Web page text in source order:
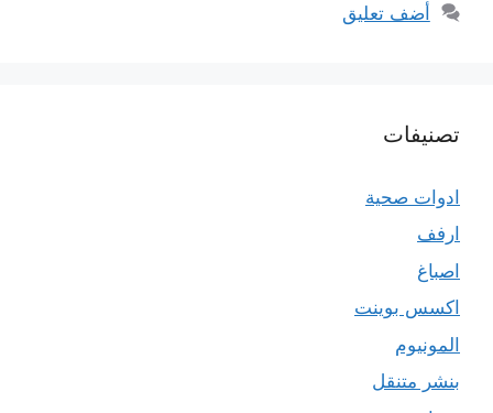
أضف تعليق
تصنيفات
ادوات صحية
ارفف
اصباغ
اكسس بوينت
المونيوم
بنشر متنقل